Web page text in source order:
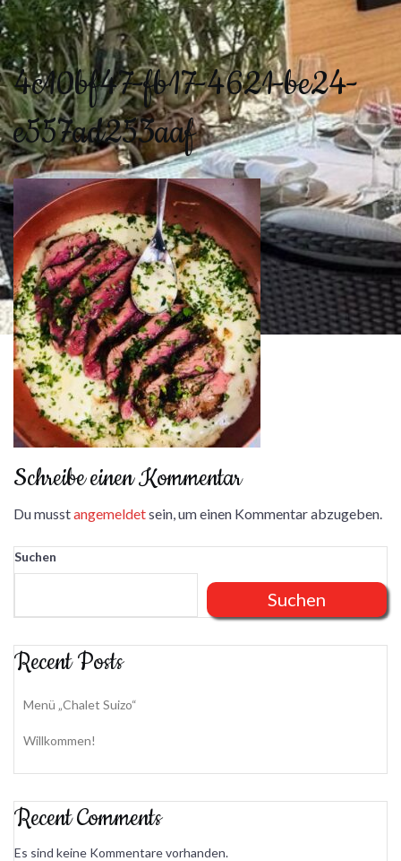
4c10bf47-fb17-4621-be24-
e557ad253aaf
Schreibe einen Kommentar
Du musstangemeldetsein, um einen Kommentar abzugeben.
Suchen
Suchen
Recent Posts
Menü „Chalet Suizo“
Willkommen!
Recent Comments
Es sind keine Kommentare vorhanden.